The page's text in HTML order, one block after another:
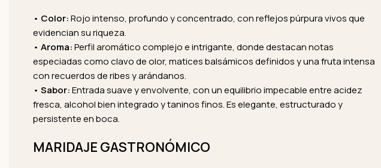
• Color:Rojo intenso, profundo y concentrado, con reflejos púrpura vivos que
evidencian su riqueza.
• Aroma:Perfil aromático complejo e intrigante, donde destacan notas
especiadas como clavo de olor, matices balsámicos definidos y una fruta intensa
con recuerdos de ribes y arándanos.
• Sabor:Entrada suave y envolvente, con un equilibrio impecable entre acidez
fresca, alcohol bien integrado y taninos finos. Es elegante, estructurado y
persistente en boca.
MARIDAJE GASTRONÓMICO